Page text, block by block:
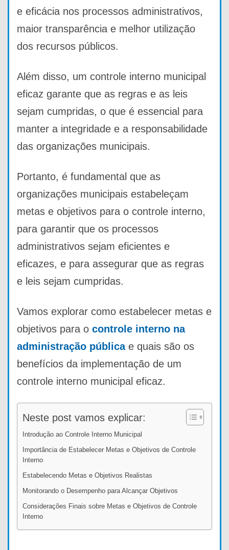
e eficácia nos processos administrativos,
maior transparência e melhor utilização
dos recursos públicos.
Além disso, um controle interno municipal
eficaz garante que as regras e as leis
sejam cumpridas, o que é essencial para
manter a integridade e a responsabilidade
das organizações municipais.
Portanto, é fundamental que as
organizações municipais estabeleçam
metas e objetivos para o controle interno,
para garantir que os processos
administrativos sejam eficientes e
eficazes, e para assegurar que as regras
e leis sejam cumpridas.
Vamos explorar como estabelecer metas e
objetivos para o controle interno na
administração públicae quais são os
benefícios da implementação de um
controle interno municipal eficaz.
Neste post vamos explicar:
Introdução ao Controle Interno Municipal
Importância de Estabelecer Metas e Objetivos de Controle
Interno
Estabelecendo Metas e Objetivos Realistas
Monitorando o Desempenho para Alcançar Objetivos
Considerações Finais sobre Metas e Objetivos de Controle
Interno